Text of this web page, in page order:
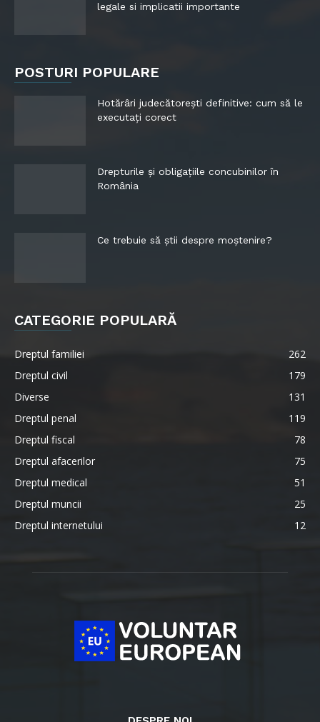
legale si implicatii importante
POSTURI POPULARE
Hotărâri judecătorești definitive: cum să le
executați corect
Drepturile și obligațiile concubinilor în
România
Ce trebuie să știi despre moștenire?
CATEGORIE POPULARĂ
Dreptul familiei
262
Dreptul civil
179
Diverse
131
Dreptul penal
119
Dreptul fiscal
78
Dreptul afacerilor
75
Dreptul medical
51
Dreptul muncii
25
Dreptul internetului
12